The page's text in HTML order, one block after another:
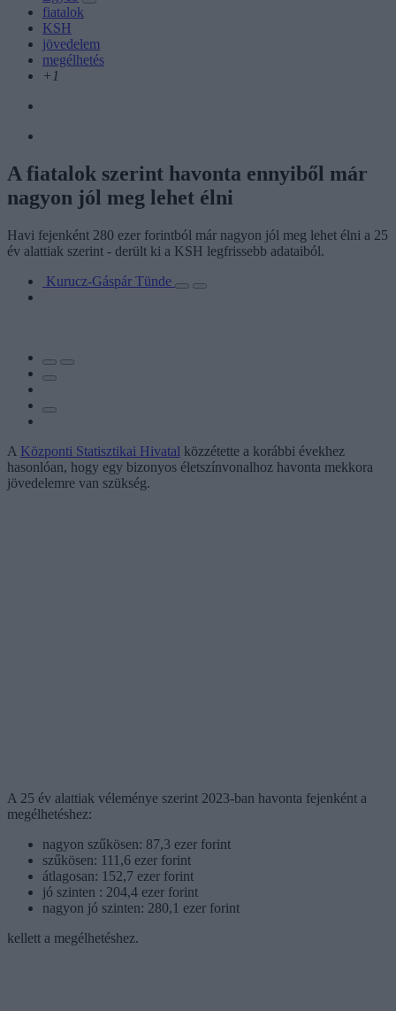
fiatalok
KSH
jövedelem
megélhetés
+1
A fiatalok szerint havonta ennyiből már
nagyon jól meg lehet élni
Havi fejenként 280 ezer forintból már nagyon jól meg lehet élni a 25
év alattiak szerint - derült ki a KSH legfrissebb adataiból.
Kurucz-Gáspár Tünde
A Központi Statisztikai Hivatal közzétette a korábbi évekhez
hasonlóan, hogy egy bizonyos életszínvonalhoz havonta mekkora
jövedelemre van szükség.
A 25 év alattiak véleménye szerint 2023-ban havonta fejenként a
megélhetéshez:
nagyon szűkösen: 87,3 ezer forint
szűkösen: 111,6 ezer forint
átlagosan: 152,7 ezer forint
jó szinten : 204,4 ezer forint
nagyon jó szinten: 280,1 ezer forint
kellett a megélhetéshez.